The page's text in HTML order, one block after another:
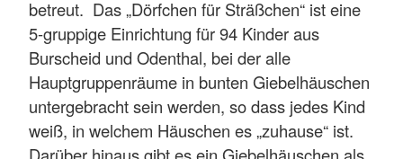
betreut. Das „Dörfchen für Sträßchen“ ist eine
5-gruppige Einrichtung für 94 Kinder aus
Burscheid und Odenthal, bei der alle
Hauptgruppenräume in bunten Giebelhäuschen
untergebracht sein werden, so dass jedes Kind
weiß, in welchem Häuschen es „zuhause“ ist.
Darüber hinaus gibt es ein Giebelhäuschen als